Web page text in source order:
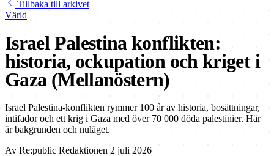
Tillbaka till arkivet
Värld
Israel Palestina konflikten:
historia, ockupation och kriget i
Gaza (Mellanöstern)
Israel Palestina-konflikten rymmer 100 år av historia, bosättningar,
intifador och ett krig i Gaza med över 70 000 döda palestinier. Här
är bakgrunden och nuläget.
Av Re:public Redaktionen 2 juli 2026